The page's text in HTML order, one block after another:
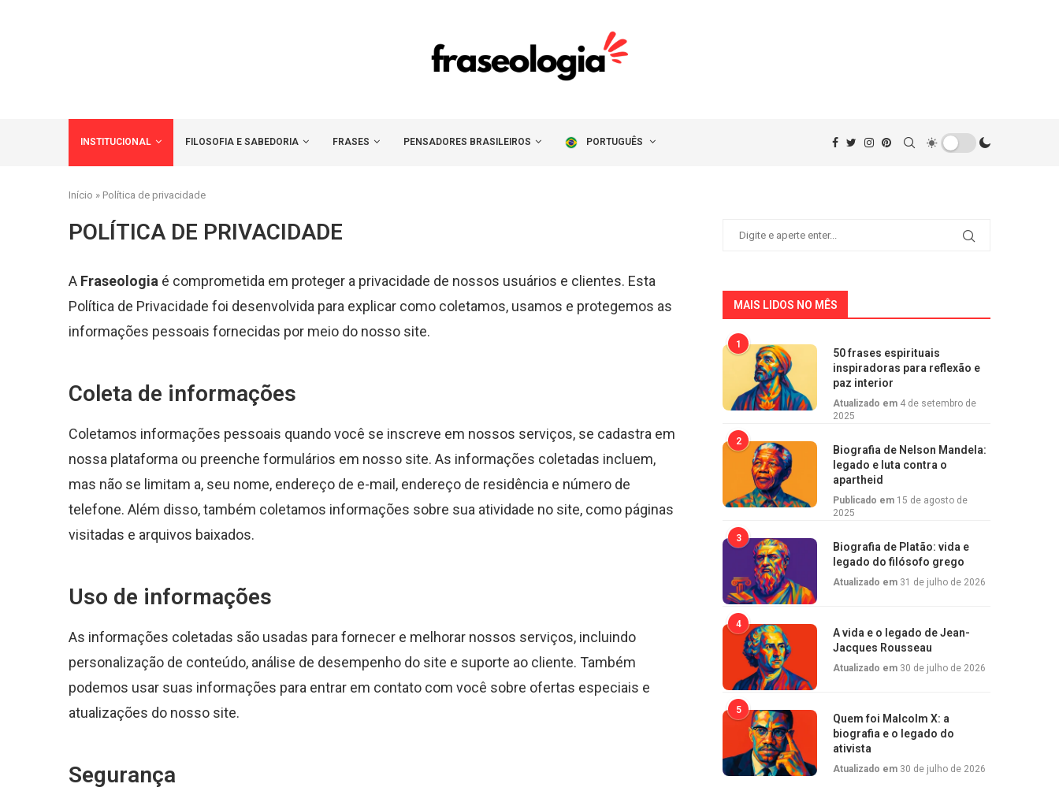
INSTITUCIONAL FILOSOFIA E SABEDORIA FRASES PENSADORES BRASILEIROS PORTUGUÊS
Início » Política de privacidade
POLÍTICA DE PRIVACIDADE
A Fraseologia é comprometida em proteger a privacidade de nossos usuários e clientes. Esta
Política de Privacidade foi desenvolvida para explicar como coletamos, usamos e protegemos as
informações pessoais fornecidas por meio do nosso site.
Coleta de informações
Coletamos informações pessoais quando você se inscreve em nossos serviços, se cadastra em
nossa plataforma ou preenche formulários em nosso site. As informações coletadas incluem,
mas não se limitam a, seu nome, endereço de e-mail, endereço de residência e número de
telefone. Além disso, também coletamos informações sobre sua atividade no site, como páginas
visitadas e arquivos baixados.
Uso de informações
As informações coletadas são usadas para fornecer e melhorar nossos serviços, incluindo
personalização de conteúdo, análise de desempenho do site e suporte ao cliente. Também
podemos usar suas informações para entrar em contato com você sobre ofertas especiais e
atualizações do nosso site.
Segurança
MAIS LIDOS NO MÊS
1
50 frases espirituais
inspiradoras para reflexão e
paz interior
Atualizado em 4 de setembro de
2025
2
Biografia de Nelson Mandela:
legado e luta contra o
apartheid
Publicado em 15 de agosto de
2025
3
Biografia de Platão: vida e
legado do filósofo grego
Atualizado em 31 de julho de 2026
4
A vida e o legado de Jean-
Jacques Rousseau
Atualizado em 30 de julho de 2026
5
Quem foi Malcolm X: a
biografia e o legado do
ativista
Atualizado em 30 de julho de 2026